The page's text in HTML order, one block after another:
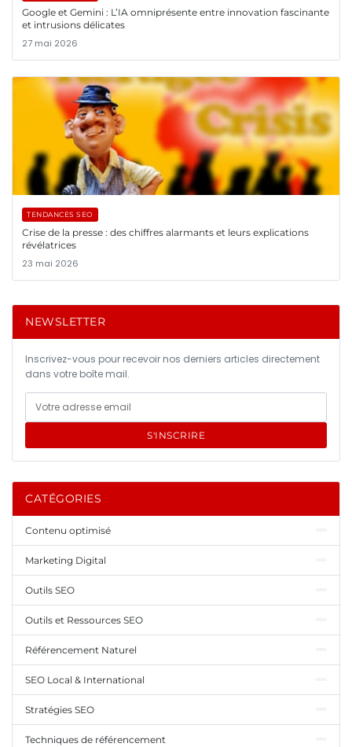
Google et Gemini : L’IA omniprésente entre innovation fascinante
et intrusions délicates
27 mai 2026
TENDANCES SEO
Crise de la presse : des chiffres alarmants et leurs explications
révélatrices
23 mai 2026
NEWSLETTER
Inscrivez-vous pour recevoir nos derniers articles directement
dans votre boîte mail.
S'INSCRIRE
CATÉGORIES
Contenu optimisé
Marketing Digital
Outils SEO
Outils et Ressources SEO
Référencement Naturel
SEO Local & International
Stratégies SEO
Techniques de référencement